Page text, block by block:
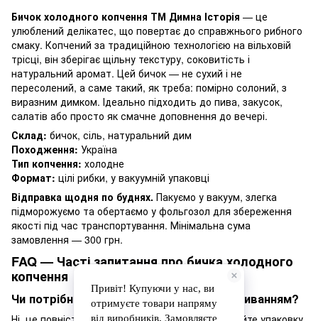
Бичок холодного копчення ТМ Димна Історія — це
улюблений делікатес, що повертає до справжнього рибного
смаку. Копчений за традиційною технологією на вільховій
трісці, він зберігає щільну текстуру, соковитість і
натуральний аромат. Цей бичок — не сухий і не
пересолений, а саме такий, як треба: помірно солоний, з
виразним димком. Ідеально підходить до пива, закусок,
салатів або просто як смачне доповнення до вечері.
Склад: бичок, сіль, натуральний дим
Походження: Україна
Тип копчення: холодне
Формат: цілі рибки, у вакуумній упаковці
Відправка щодня по буднях. Пакуємо у вакуум, злегка
підморожуємо та обертаємо у фольгозол для збереження
якості під час транспортування. Мінімальна сума
замовлення — 300 грн.
FAQ — Часті запитання про бичка холодного
копчення
Чи потрібно готувати бичка перед споживанням?